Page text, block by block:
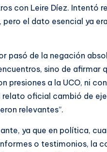
con Leire Díez. Intentó
el dato esencial ya
pasó de la negación
sino de afirmar
presiones a la UCO, ni
oficial cambió de
relevantes”.
ya que en política,
o testimonios, la